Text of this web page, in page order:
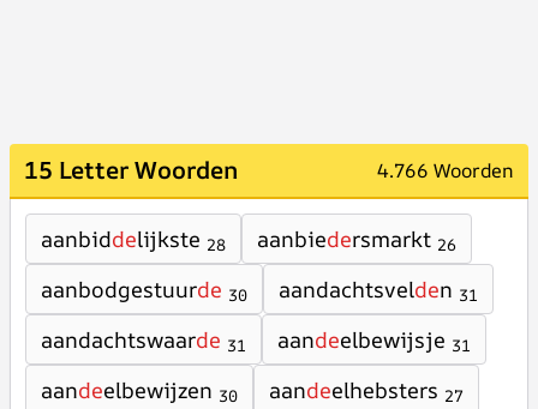
15 Letter Woorden 4.766 Woorden
aanbiddelijkste 28 aanbiedersmarkt 26
aanbodgestuurde 30 aandachtsvelden 31
aandachtswaarde 31 aandeelbewijsje 31
aandeelbewijzen 30 aandeelhebsters 27